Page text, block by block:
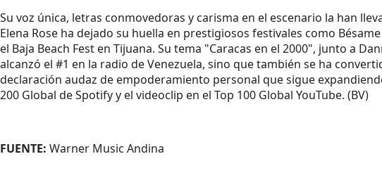
Su voz única, letras conmovedoras y carisma en el escenario la han
Elena Rose ha dejado su huella en prestigiosos festivales como
el Baja Beach Fest en Tijuana. Su tema "Caracas en el 2000", junto a
alcanzó el #1 en la radio de Venezuela, sino que también se ha
declaración audaz de empoderamiento personal que sigue
200 Global de Spotify y el videoclip en el Top 100 Global YouTube. (BV)
FUENTE: Warner Music Andina